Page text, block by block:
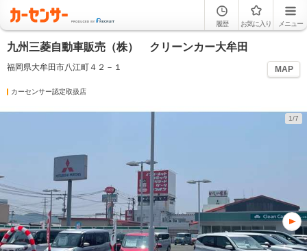
履歴 お気に入り メニュー
九州三菱自動車販売（株） クリーンカー大牟田
福岡県大牟田市八江町４２－１ MAP
カーセンサー認定取扱店
1/7